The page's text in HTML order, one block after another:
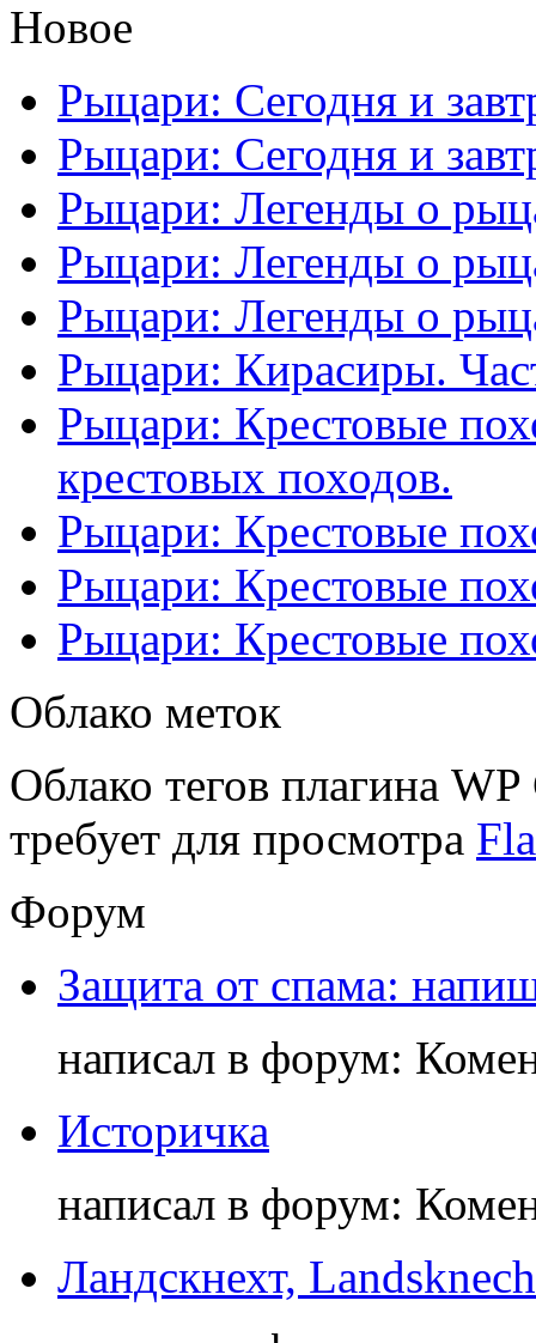
Новое
Рыцари: Сегодня и
Рыцари: Сегодня и
Рыцари: Легенды о
Рыцари: Легенды о
Рыцари: Легенды о
Рыцари: Кирасиры.
Рыцари: Крестовые
крестовых походов.
Рыцари: Крестовые
Рыцари: Крестовые
Рыцари: Крестовые
Облако меток
Облако тегов плагина
требует для просмотра
Форум
Защита от спама:
написал в форум:
Историчка
написал в форум:
Ландскнехт,